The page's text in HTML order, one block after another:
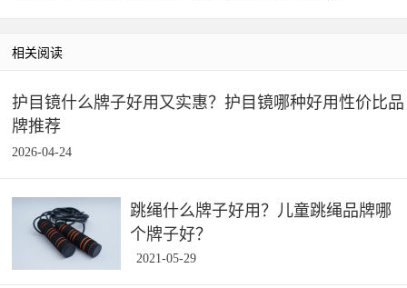
相关阅读
护目镜什么牌子好用又实惠？护目镜哪种好用性价比品
牌推荐
2026-04-24
跳绳什么牌子好用？儿童跳绳品牌哪
个牌子好？
2021-05-29